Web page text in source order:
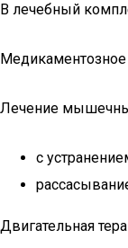
В лечебный
Медикаментозное
Лечение
с
Двигательная